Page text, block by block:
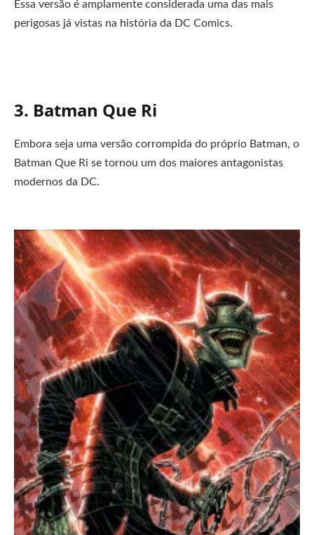
Essa versão é amplamente considerada uma das mais
perigosas já vistas na história da DC Comics.
3. Batman Que Ri
Embora seja uma versão corrompida do próprio Batman, o
Batman Que Ri se tornou um dos maiores antagonistas
modernos da DC.